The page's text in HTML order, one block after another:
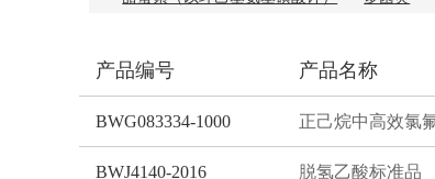
产品编号 产品名称
BWG083334-1000
BWJ4140-2016 脱氢乙酸标准品